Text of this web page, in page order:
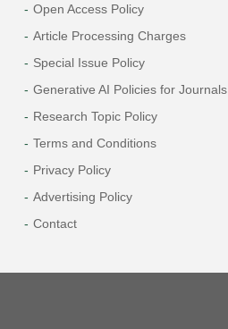
Open Access Policy
Article Processing Charges
Special Issue Policy
Generative AI Policies for Journals
Research Topic Policy
Terms and Conditions
Privacy Policy
Advertising Policy
Contact